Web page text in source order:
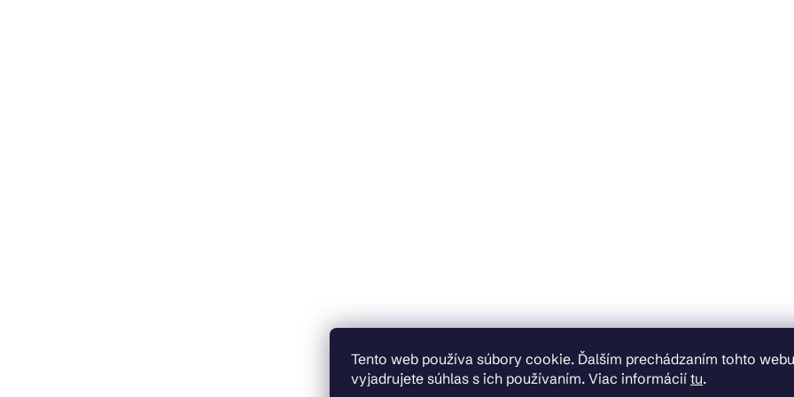
Tento web používa súbory cookie. Ďalším prechádzaním tohto webu
vyjadrujete súhlas s ich používaním. Viac informácií tu.